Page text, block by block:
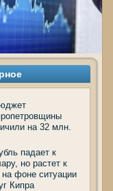
на 32 млн.
падает к
но растет к
на фоне ситуации
Кипра